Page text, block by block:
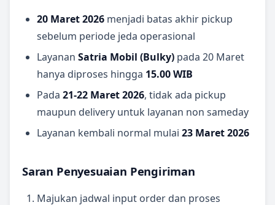
20 Maret 2026 menjadi batas akhir pickup
sebelum periode jeda operasional
Layanan Satria Mobil (Bulky) pada 20 Maret
hanya diproses hingga 15.00 WIB
Pada 21-22 Maret 2026, tidak ada pickup
maupun delivery untuk layanan non sameday
Layanan kembali normal mulai 23 Maret 2026
Saran Penyesuaian Pengiriman
Majukan jadwal input order dan proses